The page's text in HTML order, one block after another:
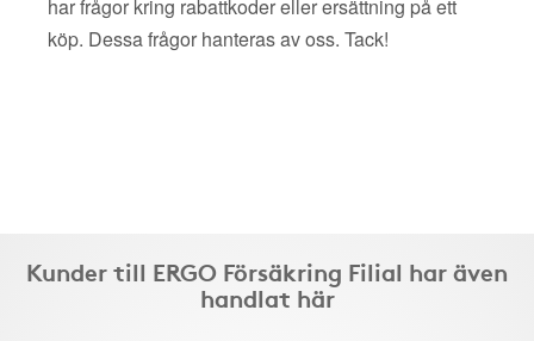
har frågor kring rabattkoder eller ersättning på ett
köp. Dessa frågor hanteras av oss. Tack!
Kunder till ERGO Försäkring Filial har även
handlat här